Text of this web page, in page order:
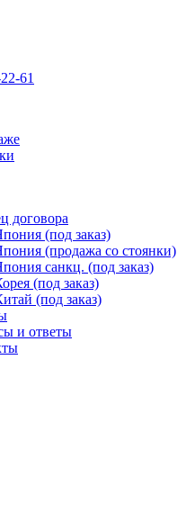
61
договора
(под заказ)
(продажа со стоянки)
санкц. (под заказ)
(под заказ)
(под заказ)
и ответы